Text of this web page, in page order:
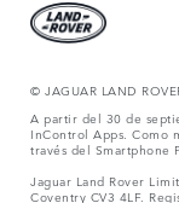
© JAGUAR LAND
A partir del 30 de
InControl Apps. Como
través del Smartphone
Jaguar Land Rover
Coventry CV3 4LF.